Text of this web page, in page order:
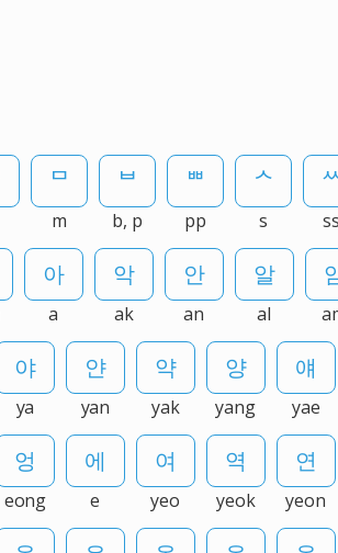
m b, p pp s ss
a ak an al
ya yan yak yang yae
eong e yeo yeok yeon